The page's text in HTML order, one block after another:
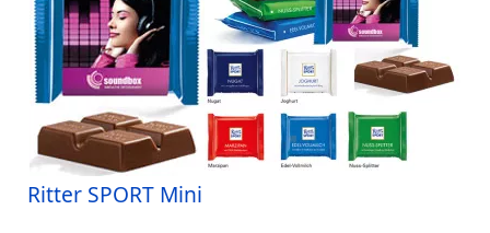
Ritter SPORT Mini